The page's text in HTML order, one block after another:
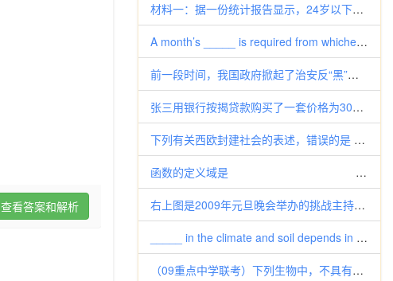
查看答案和解析
材料一：据一份统计报告显示，24岁以下的网民占全国上网总人数的55％，在泡网吧的人群中青少年占80％以上。有的中小学生对
A month’s _____ is required from whichever party wishes to e
前一段时间，我国政府掀起了治安反“黑”、手机反“黄”等多项专项行动。2010年6月13日，公安部又部署全国“2010严打
张三用银行按揭贷款购买了一套价格为30万元的新房，首付现金8万元，然后在15年内付清贷款22万元及利息6万元。其中的30
下列有关西欧封建社会的表述，错误的是 A．封建主与附庸之间的关系以血缘为纽带 B．罗马教廷有至高无上的权力 C．教皇和
函数的定义域是 （ ） A．
右上图是2009年元旦晚会举办的挑战主持人大赛上，七位评委为某选手打出的分数的茎叶统计图，去掉一个最高分和一个最低分后，
_____ in the climate and soil depends in a way on the experi
（09重点中学联考）下列生物中，不具有叶绿体，但具有细胞壁的是①噬菌体 ②大肠杆菌 ③颤藻 ④绿藻A